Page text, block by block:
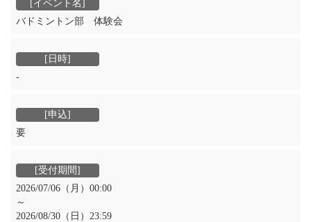
バドミントン部 体験会
‐
要
2026/07/06（月）00:00
～
2026/08/30（日）23:59